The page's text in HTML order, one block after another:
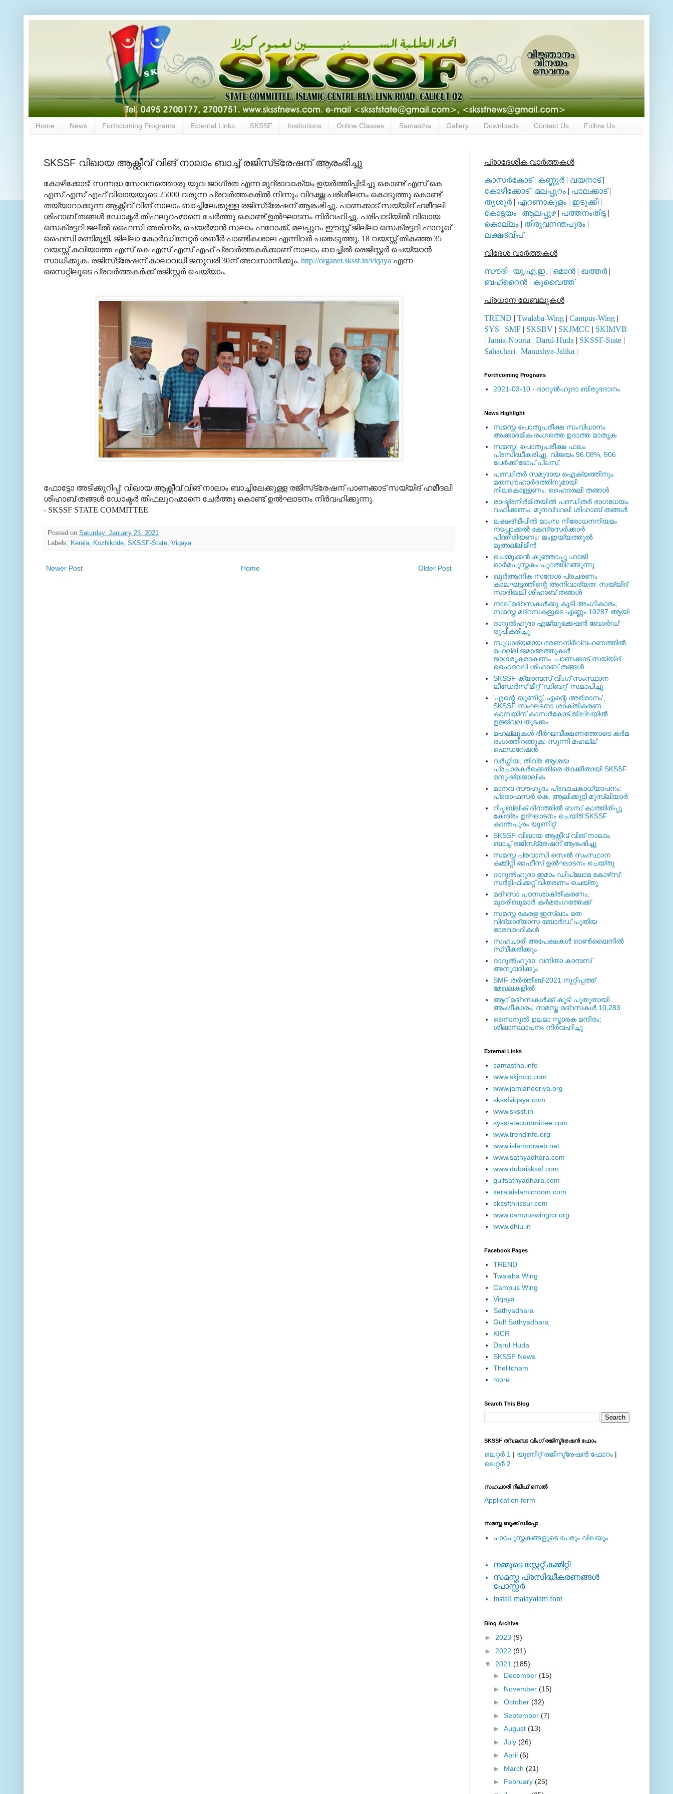
Home News Forthcoming Programs External Links SKSSF Institutions Online Classes Samastha Gallery Downloads Contact Us Follow Us
SKSSF വിഖായ ആക്റ്റീവ് വിങ് നാലാം ബാച്ച് രജിസ്‌ട്രേഷന് ആരംഭിച്ചു
കോഴിക്കോട്: സന്നദ്ധ സേവനത്തൊരു യുവ ജാഗ്രത എന്ന മുദ്രാവാക്യം ഉയര്‍ത്തിപ്പിടിച്ചു കൊണ്ട് എസ് കെ
എസ് എസ് എഫ് വിഖായയുടെ 25000 വരുന്ന പ്രവര്‍ത്തകരില്‍ നിന്നും വിദഗ്ദ്ധ പരിശീലനം കൊടുത്തു കൊണ്ട്
തയ്യാറാക്കുന്ന ആക്റ്റീവ് വിങ് നാലാം ബാച്ചിലേക്കുള്ള രജിസ്‌ട്രേഷന് ആരംഭിച്ചു. പാണക്കാട് സയ്യിദ് ഹമീദലി
ശിഹാബ് തങ്ങള്‍ ഡോക്ടര്‍ തിഫലുറഹ്മാനെ ചേര്‍ത്തു കൊണ്ട് ഉല്‍ഘാടനം നിര്‍വഹിച്ചു. പരിപാടിയില്‍ വിഖായ
സെക്രട്ടറി ജലീല്‍ ഫൈസി അരിമ്പ്ര, ചെയര്‍മാന്‍ സലാം ഫറോക്ക്, മലപ്പുറം ഈസ്റ്റ് ജില്ലാ സെക്രട്ടറി ഫാറൂഖ്
ഫൈസി മണിമൂളി, ജില്ലാ കോര്‍ഡിനേറ്റര്‍ ശബീര്‍ പാണ്ടികശാല എന്നിവര്‍ പങ്കെടുത്തു. 18 വയസ്സ് തികഞ്ഞ 35
വയസ്സ് കവിയാത്ത എസ് കെ എസ് എസ് എഫ് പ്രവര്‍ത്തകര്‍ക്കാണ് നാലാം ബാച്ചില്‍ രെജിസ്റ്റര്‍ ചെയ്യാന്‍
സാധിക്കുക. രജിസ്‌ട്രേഷന് കാലാവധി ജനുവരി 30ന് അവസാനിക്കും. http://organet.skssf.in/viqaya എന്ന
സൈറ്റിലൂടെ പ്രവര്‍ത്തകര്‍ക്ക് രജിസ്റ്റര്‍ ചെയ്യാം.
ഫോട്ടോ അടിക്കുറിപ്പ്: വിഖായ ആക്റ്റീവ് വിങ് നാലാം ബാച്ചിലേക്കുള്ള രജിസ്‌ട്രേഷന് പാണക്കാട് സയ്യിദ് ഹമീദലി
ശിഹാബ് തങ്ങള്‍ ഡോക്ടര്‍ തിഫലുറഹ്മാനെ ചേര്‍ത്തു കൊണ്ട് ഉല്‍ഘാടനം നിര്‍വഹിക്കുന്നു.
- SKSSF STATE COMMITTEE
Posted on Saturday, January 23, 2021
Labels: Kerala Kozhikode SKSSF-State Viqaya
Newer Post Older Post
Home
പ്രാദേശിക വാര്‍ത്തകള്‍
കാസര്‍കോട്| കണ്ണൂര്‍| വയനാട്|
കോഴിക്കോട്| മലപ്പുറം | പാലക്കാട്|
തൃശൂര്‍| എറണാകുളം | ഇടുക്കി|
കോട്ടയം | ആലപ്പുഴ| പത്തനംതിട്ട|
കൊല്ലം | തിരുവനന്തപുരം |
ലക്ഷദ്വീപ്|
വിദേശ വാര്‍ത്തകള്‍
സൗദി| യു.എ.ഇ. | ഒമാന്‍ | ഖത്തര്‍|
ബഹ്റൈന്‍ | കുവൈത്ത്
പ്രധാന ലേബലുകള്‍
TREND | Twalaba-Wing | Campus-Wing |
SYS | SMF | SKSBV | SKJMCC | SKIMVB
| Jamia-Nooria | Darul-Huda | SKSSF-State |
Sahachari | Manushya-Jalika |
Forthcoming Programs
2021-03-10 - ദാറുല്‍ഹുദാ ബിരുദദാനം
News Highlight
സമസ്ത പൊതുപരീക്ഷ സംവിധാനം
അക്കാദമിക രംഗത്തെ ഉദാത്ത മാതൃക
സമസ്ത: പൊതുപരീക്ഷ ഫലം
പ്രസിദ്ധീകരിച്ചു. വിജയം 96.08%, 506
പേര്‍ക്ക് ടോപ് പ്ലസ്.
പണ്ഡിതര്‍ സമുദായ ഐക്യത്തിനും
മതസൗഹാര്‍ദത്തിനുമായി
നിലകൊള്ളണം: ഹൈദരലി തങ്ങള്‍
രാഷ്ട്രനിര്‍മിതയില്‍ പണ്ഡിതര്‍ ഭാഗധേയം
വഹിക്കണം: മുനവ്വറലി ശിഹാബ് തങ്ങള്‍
ലക്ഷദ്വീപില്‍ മാംസ നിരോധനനിയമം
നടപ്പാക്കല്‍ കേന്ദ്രസര്‍ക്കാര്‍
പിന്തിരിയണം: ജംഇയ്യത്തുല്‍
മുഅല്ലിമീന്‍
ചെമ്മുക്കന്‍ കുഞ്ഞാപ്പു ഹാജി
ഓര്‍മപുസ്തകം പുറത്തിറങ്ങുന്നു
ഖുര്‍ആനിക സന്ദേശ പ്രചരണം
കാലഘട്ടത്തിന്റെ അനിവാര്യത: സയ്യിദ്
സാദിഖലി ശിഹാബ് തങ്ങള്‍
നാല് മദ്‌റസകള്‍ക്കു കൂടി അംഗീകാരം;
സമസ്ത മദ്‌റസകളുടെ എണ്ണം 10287 ആയി
ദാറുല്‍ഹുദാ എജ്യുക്കേഷന്‍ ബോര്‍ഡ്
രൂപീകരിച്ചു
സുധാര്യമായ ഭരണനിര്‍വ്വഹണത്തില്‍
മഹല്ല് ജമാഅത്തുകള്‍
ജാഗരൂകരാകണം: പാണക്കാട് സയ്യിദ്
ഹൈദറലി ശിഹാബ് തങ്ങള്‍
SKSSF ക്യാമ്പസ് വിംഗ് സംസ്ഥാന
ലീഡേർസ് മീറ്റ് 'ഡിബറ്റ്' സമാപിച്ചു
'എന്റെ യൂണിറ്റ്, എന്റെ അഭിമാനം';
SKSSF സംഘടനാ ശാക്തീകരണ
കാമ്പയിന് കാസര്‍കോട് ജില്ലയില്‍
ഉജ്ജ്വല തുടക്കം
മഹല്ലുകള്‍ ദീര്‍ഘവീക്ഷണത്തോടെ കര്‍മ
രംഗത്തിറങ്ങുക: സുന്നി മഹല്ല്
ഫെഡറേഷന്‍
വര്‍ഗ്ഗീയ, തീവ്ര ആശയ
പ്രചാരകര്‍ക്കെതിരെ താക്കീതായി SKSSF
മനുഷ്യജാലിക
മാനവ സൗഹൃദം പ്രവാചകാധ്യാപനം:
പ്രൊഫസർ കെ. ആലിക്കുട്ടി മുസ്ലിയാർ
റിപ്പബ്ലിക് ദിനത്തില്‍ ബസ് കാത്തിരിപ്പു
കേന്ദ്രം ഉദ്ഘാടനം ചെയ്ത്‌ SKSSF
കാന്തപുരം യൂണിറ്റ്
SKSSF വിഖായ ആക്റ്റീവ് വിങ് നാലാം
ബാച്ച് രജിസ്‌ട്രേഷന് ആരംഭിച്ചു
സമസ്ത പ്രവാസി സെല്‍ സംസ്ഥാന
കമ്മിറ്റി ഓഫീസ് ഉല്‍ഘാടനം ചെയ്തു
ദാറുല്‍ഹുദാ ഇമാം ഡിപ്ലോമ കോഴ്‌സ്:
സര്‍ട്ടിഫിക്കറ്റ് വിതരണം ചെയ്തു
മദ്‌റസാ പഠനശാക്തീകരണം;
മുദരിബുമാര്‍ കര്‍മരംഗത്തേക്ക്
സമസ്ത കേരള ഇസ്ലാം മത
വിദ്യാഭ്യാസ ബോര്‍ഡ് പുതിയ
ഭാരവാഹികള്‍
സഹചാരി അപേക്ഷകൾ ഓൺലൈനിൽ
സ്വീകരിക്കും
ദാറുല്‍ഹുദാ: വനിതാ കാമ്പസ്
അനുവദിക്കും
SMF തര്‍ത്തീബ്-2021 നൂറ്റിപ്പത്ത്
മേഖലകളില്‍
ആറ് മദ്റസകള്‍ക്ക് കൂടി പുതുതായി
അംഗീകാരം; സമസ്ത മദ്റസകള്‍ 10,283
സൈനുല്‍ ഉലമാ സ്മാരക മന്ദിരം;
ശിലാസ്ഥാപനം നിര്‍വഹിച്ചു
External ‎Links
samastha.info
www.skjmcc.com
www.jamianooriya.org
skssfviqaya.com
www.skssf.in
sysstatecommittee.com
www.trendinfo.org
www.islamonweb.net
www.sathyadhara.com
www.dubaiskssf.com
gulfsathyadhara.com
keralaislamicroom.com
skssfthrissur.com
www.campuswingtcr.org
www.dhiu.in
Facebook Pages
TREND
Twalaba Wing
Campus Wing
Viqaya
Sathyadhara
Gulf Sathyadhara
KICR
Darul Huda
SKSSF News
Thelitcham
more
Search This Blog
SKSSF ത്വലബാ വിംഗ് രജിസ്ട്രേഷന്‍ ഫോം
ലെറ്റര്‍ 1 | യൂണിറ്റ് രജിസ്ട്രേഷന്‍ ഫോറം |
ലെറ്റര്‍ 2
സഹചാരി റിലീഫ് സെല്‍
Application form
സമസ്ത ബുക്ക് ഡിപ്പോ
പാഠപുസ്തകങ്ങളുടെ പേരും വിലയും
നമ്മുടെ സ്റ്റേറ്റ് കമ്മിറ്റി
സമസ്ത പ്രസിദ്ധീകരണങ്ങള്‍
പോസ്റ്റര്‍
install malayalam font
Blog Archive
► 2023 (9)
► 2022 (91)
▼ 2021 (185)
► December (15)
► November (15)
► October (32)
► September (7)
► August (13)
► July (26)
► April (6)
► March (21)
► February (25)